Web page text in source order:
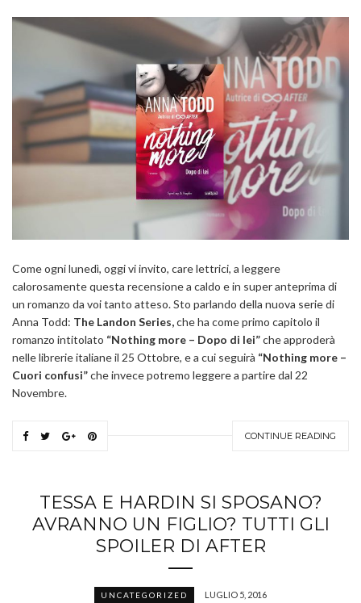
Come ogni lunedì, oggi vi invito, care lettrici, a leggere
calorosamente questa recensione a caldo e in super anteprima di
un romanzo da voi tanto atteso. Sto parlando della nuova serie di
Anna Todd: The Landon Series,che ha come primo capitolo il
romanzo intitolato “Nothing more – Dopo di lei”che approderà
nelle librerie italiane il 25 Ottobre, e a cui seguirà “Nothing more –
Cuori confusi”che invece potremo leggere a partire dal 22
Novembre.
CONTINUE READING
TESSA E HARDIN SI SPOSANO?
AVRANNO UN FIGLIO? TUTTI GLI
SPOILER DI AFTER
UNCATEGORIZED LUGLIO 5, 2016